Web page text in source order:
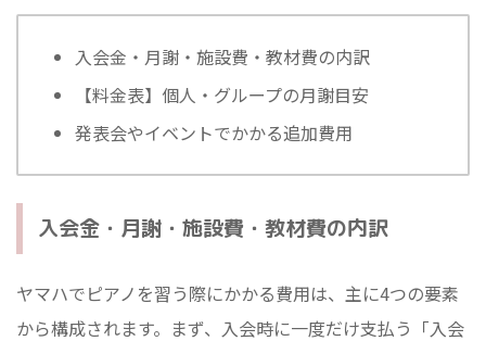
入会金・月謝・施設費・教材費の内訳
【料金表】個人・グループの月謝目安
発表会やイベントでかかる追加費用
入会金・月謝・施設費・教材費の内訳
ヤマハでピアノを習う際にかかる費用は、主に4つの要素
から構成されます。まず、入会時に一度だけ支払う「入会